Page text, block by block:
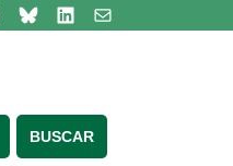
en Instagram
Bluesky
Síguenos en Linkedincontacto
BUSCAR